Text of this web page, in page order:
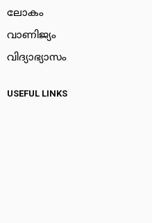
ലോകം
വാണിജ്യം
വിദ്യാഭ്യാസം
USEFUL LINKS